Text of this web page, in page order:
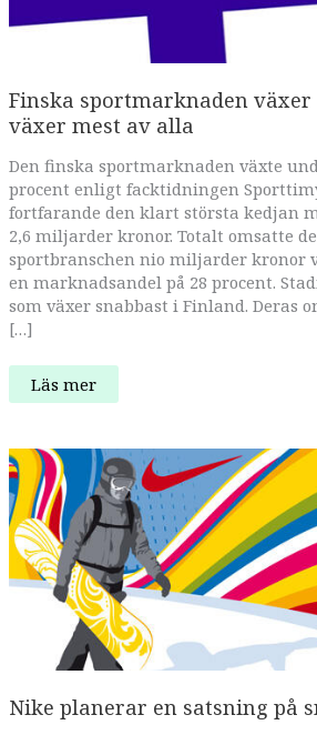
Finska sportmarknaden växer
växer mest av alla
Den finska sportmarknaden växte
procent enligt facktidningen
fortfarande den klart största kedjan
2,6 miljarder kronor. Totalt omsatte
sportbranschen nio miljarder kronor
en marknadsandel på 28 procent.
som växer snabbast i Finland. Deras
[…]
Finska
sportmarknaden
Stadium
växer
mest
av
alla
Läs mer
Nike planerar en satsning på